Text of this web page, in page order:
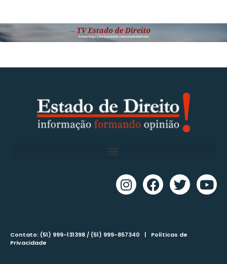
Contato: (51) 999-131398 / (51) 999-857340 | Políticas de
Privacidade